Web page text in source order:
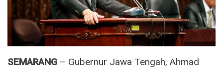
SEMARANG – Gubernur Jawa Tengah, Ahmad